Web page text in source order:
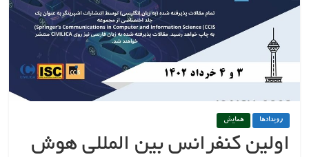
رویدادها همایش
اولین کنفرانس بین المللی هوش